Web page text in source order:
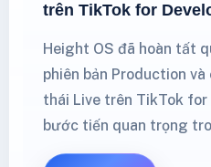
trên TikTok for
Height OS đã hoàn tất
phiên bản Production
thái Live trên TikTok
bước tiến quan trọng